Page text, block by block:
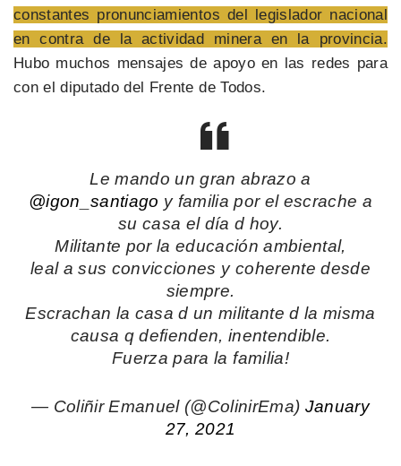
constantes pronunciamientos del legislador nacional
en contra de la actividad minera en la provincia.
Hubo muchos mensajes de apoyo en las redes para
con el diputado del Frente de Todos.
Le mando un gran abrazo a
@igon_santiago y familia por el escrache a
su casa el día d hoy.
Militante por la educación ambiental,
leal a sus convicciones y coherente desde
siempre.
Escrachan la casa d un militante d la misma
causa q defienden, inentendible.
Fuerza para la familia!
— Coliñir Emanuel (@ColinirEma) January
27, 2021